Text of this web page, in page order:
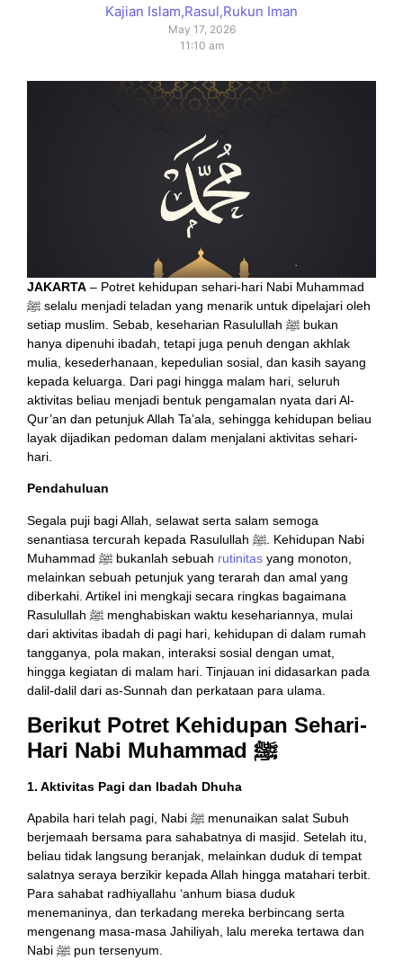
Kajian Islam,Rasul,Rukun Iman
May 17, 2026
11:10 am
JAKARTA – Potret kehidupan sehari-hari Nabi Muhammad
ﷺ selalu menjadi teladan yang menarik untuk dipelajari oleh
setiap muslim. Sebab, keseharian Rasulullah ﷺ bukan
hanya dipenuhi ibadah, tetapi juga penuh dengan akhlak
mulia, kesederhanaan, kepedulian sosial, dan kasih sayang
kepada keluarga. Dari pagi hingga malam hari, seluruh
aktivitas beliau menjadi bentuk pengamalan nyata dari Al-
Qur’an dan petunjuk Allah Ta’ala, sehingga kehidupan beliau
layak dijadikan pedoman dalam menjalani aktivitas sehari-
hari.
Pendahuluan
Segala puji bagi Allah, selawat serta salam semoga
senantiasa tercurah kepada Rasulullah ﷺ. Kehidupan Nabi
Muhammad ﷺ bukanlah sebuah rutinitas yang monoton,
melainkan sebuah petunjuk yang terarah dan amal yang
diberkahi. Artikel ini mengkaji secara ringkas bagaimana
Rasulullah ﷺ menghabiskan waktu kesehariannya, mulai
dari aktivitas ibadah di pagi hari, kehidupan di dalam rumah
tangganya, pola makan, interaksi sosial dengan umat,
hingga kegiatan di malam hari. Tinjauan ini didasarkan pada
dalil-dalil dari as-Sunnah dan perkataan para ulama.
Berikut Potret Kehidupan Sehari-
Hari Nabi Muhammad ﷺ
1. Aktivitas Pagi dan Ibadah Dhuha
Apabila hari telah pagi, Nabi ﷺ menunaikan salat Subuh
berjemaah bersama para sahabatnya di masjid. Setelah itu,
beliau tidak langsung beranjak, melainkan duduk di tempat
salatnya seraya berzikir kepada Allah hingga matahari terbit.
Para sahabat radhiyallahu ‘anhum biasa duduk
menemaninya, dan terkadang mereka berbincang serta
mengenang masa-masa Jahiliyah, lalu mereka tertawa dan
Nabi ﷺ pun tersenyum.